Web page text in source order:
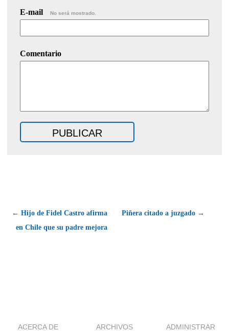
E-mail No será mostrado.
Comentario
← Hijo de Fidel Castro afirma
en Chile que su padre mejora
Piñera citado a juzgado →
ACERCA DE ARCHIVOS ADMINISTRAR